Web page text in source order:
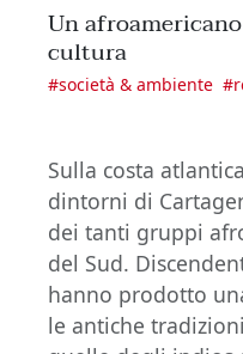
Un
cultura
#società & ambiente #
Sulla costa
dintorni di
dei tanti gruppi
del Sud.
hanno prodotto
le antiche